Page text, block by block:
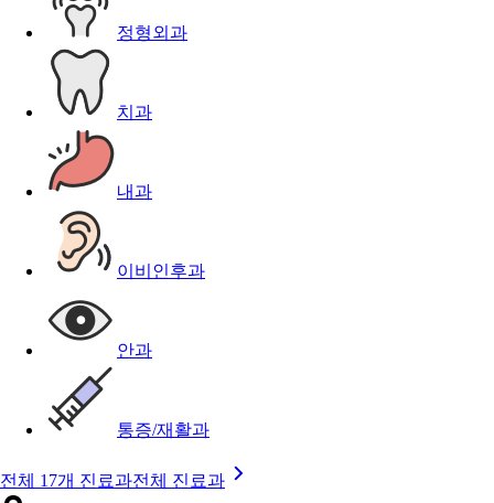
정형외과
치과
내과
이비인후과
안과
통증/재활과
전체 17개 진료과전체 진료과